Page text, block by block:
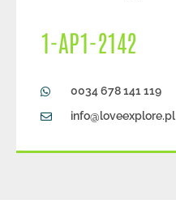
1-AP1-2142
0034 678 141 119
info@loveexplore.pl